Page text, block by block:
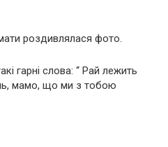
роздивлялася фото.
гарні слова: “ Рай лежить
мамо, що ми з тобою